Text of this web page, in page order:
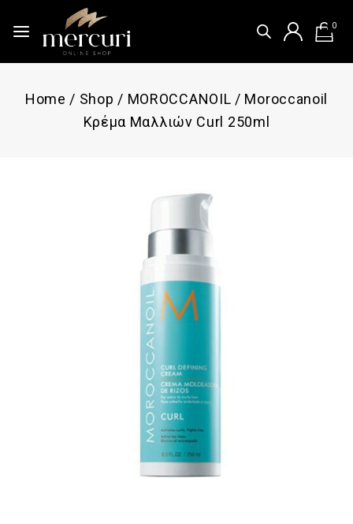
0
Home / Shop / MOROCCANOIL / Moroccanoil
Κρέμα Μαλλιών Curl 250ml